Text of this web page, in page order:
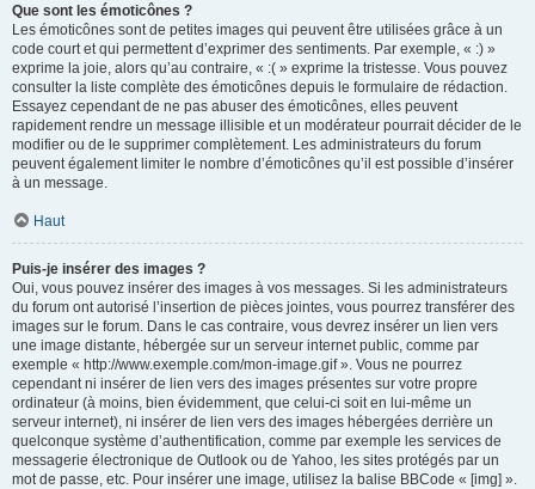
Que sont les émoticônes ?
Les émoticônes sont de petites images qui peuvent être utilisées grâce à un
code court et qui permettent d’exprimer des sentiments. Par exemple, « :) »
exprime la joie, alors qu’au contraire, « :( » exprime la tristesse. Vous pouvez
consulter la liste complète des émoticônes depuis le formulaire de rédaction.
Essayez cependant de ne pas abuser des émoticônes, elles peuvent
rapidement rendre un message illisible et un modérateur pourrait décider de le
modifier ou de le supprimer complètement. Les administrateurs du forum
peuvent également limiter le nombre d’émoticônes qu’il est possible d’insérer
à un message.
Haut
Puis-je insérer des images ?
Oui, vous pouvez insérer des images à vos messages. Si les administrateurs
du forum ont autorisé l’insertion de pièces jointes, vous pourrez transférer des
images sur le forum. Dans le cas contraire, vous devrez insérer un lien vers
une image distante, hébergée sur un serveur internet public, comme par
exemple « http://www.exemple.com/mon-image.gif ». Vous ne pourrez
cependant ni insérer de lien vers des images présentes sur votre propre
ordinateur (à moins, bien évidemment, que celui-ci soit en lui-même un
serveur internet), ni insérer de lien vers des images hébergées derrière un
quelconque système d’authentification, comme par exemple les services de
messagerie électronique de Outlook ou de Yahoo, les sites protégés par un
mot de passe, etc. Pour insérer une image, utilisez la balise BBCode « [img] ».